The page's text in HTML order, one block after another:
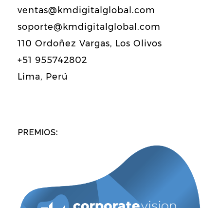
ventas@kmdigitalglobal.com
soporte@kmdigitalglobal.com
110 Ordoñez Vargas, Los Olivos
+51 955742802
Lima, Perú
PREMIOS: